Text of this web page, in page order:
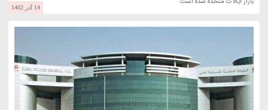
14 آذر 1402